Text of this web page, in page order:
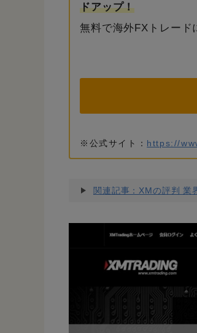
ドアップ！
無料で海外FXトレード
※公式サイト： https://
関連記事：XMの評判 業